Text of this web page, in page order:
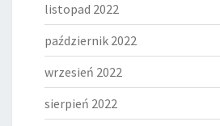
listopad 2022
październik 2022
wrzesień 2022
sierpień 2022